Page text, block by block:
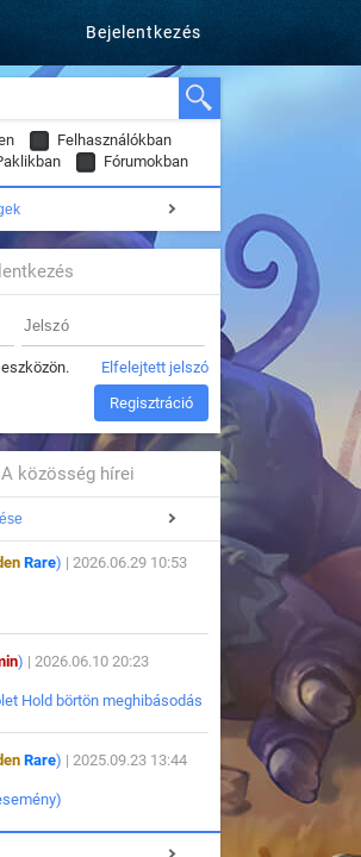
Bejelentkezés
Felhasználókban
Fórumokban
Elfelejtett jelszó
Regisztráció
közösség hírei
Rare) | 2026.06.29 10:53
) | 2026.06.10 20:23
Hold börtön meghibásodás
Rare) | 2025.09.23 13:44